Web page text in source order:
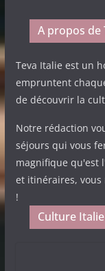
A propos de
Teva Italie est un
empruntent
de découvrir la
Notre rédaction
séjours qui vous
magnifique qu'est
et itinéraires,
!
Culture